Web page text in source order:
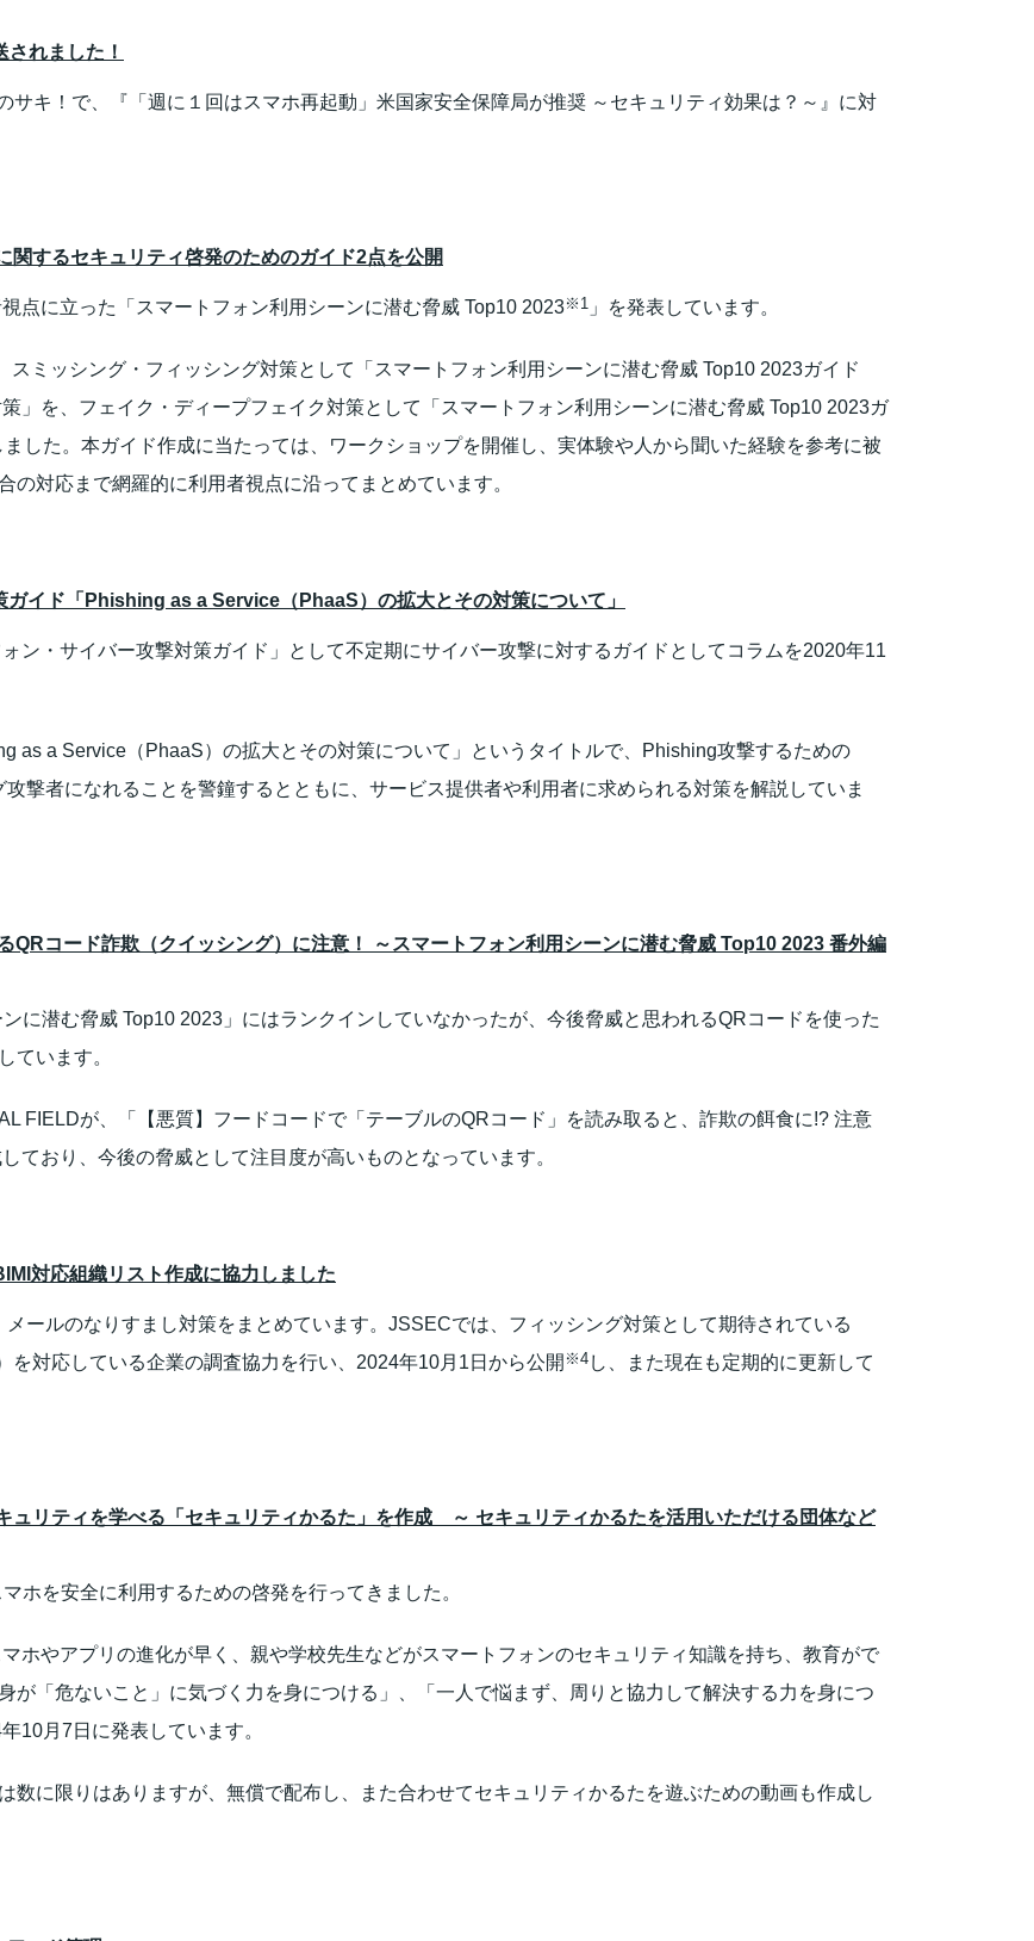
れました！
キ！で、『「週に１回はスマホ再起動」米国家安全保障局が推奨 ～セキュリティ効果は？～』に対
するセキュリティ啓発のためのガイド2点を公開
点に立った「スマートフォン利用シーンに潜む脅威 Top10 2023※1 」を発表しています。
ミッシング・フィッシング対策として「スマートフォン利用シーンに潜む脅威 Top10 2023ガイド
」を、フェイク・ディープフェイク対策として「スマートフォン利用シーンに潜む脅威 Top10 2023ガ
した。本ガイド作成に当たっては、ワークショップを開催し、実体験や人から聞いた経験を参考に被
対応まで網羅的に利用者視点に沿ってまとめています。
イド「Phishing as a Service（PhaaS）の拡大とその対策について」
ン・サイバー攻撃対策ガイド」として不定期にサイバー攻撃に対するガイドとしてコラムを2020年11
as a Service（PhaaS）の拡大とその対策について」というタイトルで、Phishing攻撃するための
撃者になれることを警鐘するとともに、サービス提供者や利用者に求められる対策を解説していま
QRコード詐欺（クイッシング）に注意！ ～スマートフォン利用シーンに潜む脅威 Top10 2023 番外編
に潜む脅威 Top10 2023」にはランクインしていなかったが、今後脅威と思われるQRコードを使った
ています。
FIELDが、「【悪質】フードコードで「テーブルのQRコード」を読み取ると、詐欺の餌食に!? 注意
ており、今後の脅威として注目度が高いものとなっています。
対応組織リスト作成に協力しました
メールのなりすまし対策をまとめています。JSSECでは、フィッシング対策として期待されている
を対応している企業の調査協力を行い、2024年10月1日から公開 ※4 し、また現在も定期的に更新して
ュリティを学べる「セキュリティかるた」を作成 ～ セキュリティかるたを活用いただける団体など
ホを安全に利用するための啓発を行ってきました。
ホやアプリの進化が早く、親や学校先生などがスマートフォンのセキュリティ知識を持ち、教育がで
が「危ないこと」に気づく力を身につける」、「一人で悩まず、周りと協力して解決する力を身につ
10月7日に発表しています。
数に限りはありますが、無償で配布し、また合わせてセキュリティかるたを遊ぶための動画も作成し